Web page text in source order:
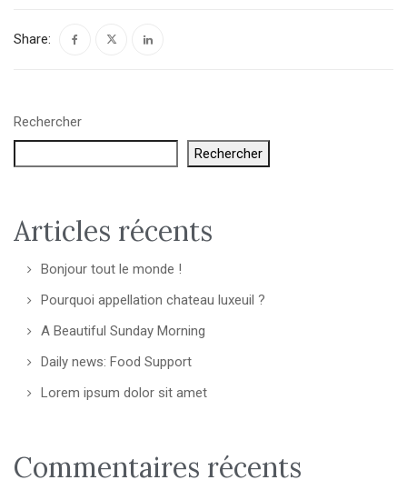
Rechercher
Rechercher
Articles récents
Bonjour tout le monde !
Pourquoi appellation chateau luxeuil ?
A Beautiful Sunday Morning
Daily news: Food Support
Lorem ipsum dolor sit amet
Commentaires récents
Share: